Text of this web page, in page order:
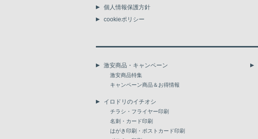
個人情報保護方針
cookieポリシー
激安商品・キャンペーン
激安商品特集
キャンペーン商品＆お得情報
イロドリのイチオシ
チラシ・フライヤー印刷
名刺・カード印刷
はがき印刷・ポストカード印刷